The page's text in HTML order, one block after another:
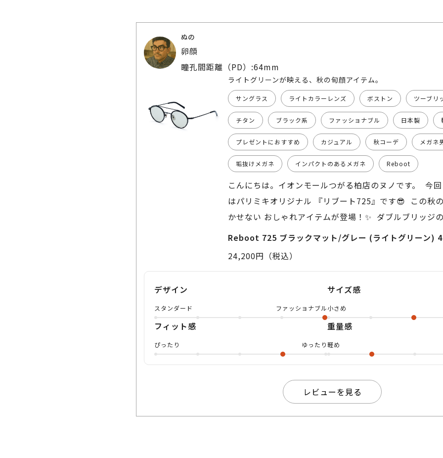
ぬの
卵顔
瞳孔間距離（PD）:64mm
ライトグリーンが映える、秋の旬顔アイテム。
サングラス ライトカラーレンズ ボストン ツーブリ
チタン ブラック系 ファッショナブル 日本製
プレゼントにおすすめ カジュアル 秋コーデ メガネ
垢抜けメガネ インパクトのあるメガネ Reboot
こんにちは。イオンモールつがる柏店のヌノです。 今
はパリミキオリジナル 『リブート725』です😎 この秋
かせない おしゃれアイテムが登場！✨ ダブルブリッジ
グッと引き締めてくれる ライトサングラス👓 リムの内
イトグリーンのレンズは さりげくおしゃれ度を高めな
たいシーンにぴったり🍂 ファッション性と実用性を兼
しゃれをワンランク上にしてみませんか？ 是非、店頭
ください。 よろしくお願いします。
Reboot 725 ブラックマット/グレー (ライトグリーン)
24,200円（税込）
デザイン
スタンダード ファッショナブル
サイズ感
小さめ
フィット感
ぴったり ゆったり
重量感
軽め
レビューを見る